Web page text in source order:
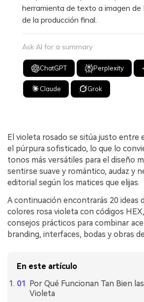
herramienta de texto a imagen de
de la producción final.
Ask AI for a summary
ChatGPT Perplexity
Claude Grok
El violeta rosado se sitúa justo entre
el púrpura sofisticado, lo que lo
tonos más versátiles para el diseño
sentirse suave y romántico, audaz y
editorial según los matices que elijas.
A continuación encontrarás 20 ideas
colores rosa violeta con códigos
consejos prácticos para combinar
branding, interfaces, bodas y obras
En este artículo
Por Qué Funcionan Tan Bien
Violeta